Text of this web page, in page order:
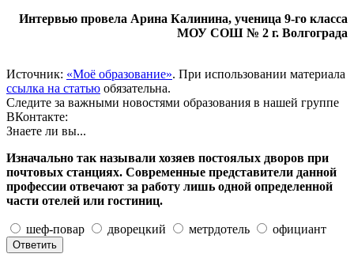
Интервью провела Арина Калинина, ученица 9-го класса
МОУ СОШ № 2 г. Волгограда
Источник: «Моё образование». При использовании материала
ссылка на статью обязательна.
Следите за важными новостями образования в нашей группе
ВКонтакте:
Знаете ли вы...
Изначально так называли хозяев постоялых дворов при
почтовых станциях. Современные представители данной
профессии отвечают за работу лишь одной определенной
части отелей или гостиниц.
шеф-повар дворецкий метрдотель официант